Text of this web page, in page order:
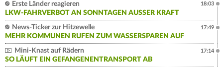
Erste Länder reagieren
LKW-FAHRVERBOT AN SONNTAGEN AUSSER KRAFT
18:03
News-Ticker zur Hitzewelle
MEHR KOMMUNEN RUFEN ZUM WASSERSPAREN AUF
17:49
Mini-Knast auf Rädern
SO LÄUFT EIN GEFANGENENTRANSPORT AB
17:14